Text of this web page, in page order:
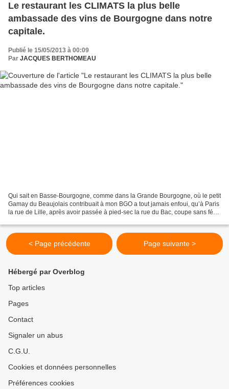
Le restaurant les CLIMATS la plus belle
ambassade des vins de Bourgogne dans notre
capitale.
Publié le 15/05/2013 à 00:09
Par JACQUES BERTHOMEAU
Qui sait en Basse-Bourgogne, comme dans la Grande Bourgogne, où le petit
Gamay du Beaujolais contribuait à mon BGO a tout jamais enfoui, qu’à Paris
la rue de Lille, après avoir passée à pied-sec la rue du Bac, coupe sans férir
< Page précédente Page suivante >
Hébergé par Overblog
Top articles
Pages
Contact
Signaler un abus
C.G.U.
Cookies et données personnelles
Préférences cookies